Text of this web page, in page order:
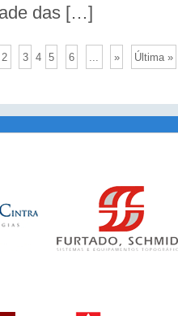
das […]
2 3 4 5 6 » Última »